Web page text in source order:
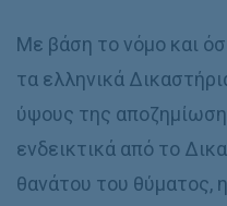
Με βάση το νόμο και
τα ελληνικά
ύψους της
ενδεικτικά από το
θανάτου του θύματος,